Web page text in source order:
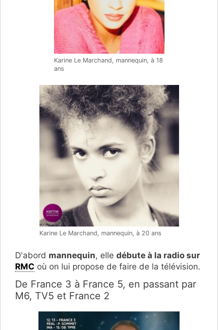
Karine Le Marchand, mannequin, à 18
ans
Karine Le Marchand, mannequin, à 20 ans
D'abord mannequin, elle débute à la radio sur
RMC où on lui propose de faire de la télévision.
De France 3 à France 5, en passant par
M6, TV5 et France 2